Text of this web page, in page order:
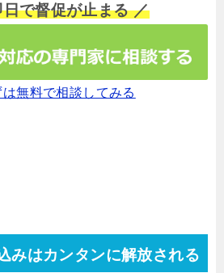
で督促が止まる ／
は無料で相談してみる
みはカンタンに解放される